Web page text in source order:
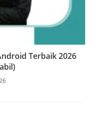
Terbaik 2026